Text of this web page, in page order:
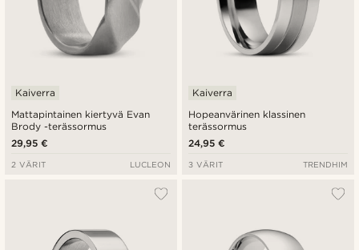
Mattapintainen kiertyvä Evan
Brody -terässormus
Kaiverra
29,95 €
2 VÄRIT LUCLEON
Hopeanvärinen klassinen
terässormus
Kaiverra
24,95 €
3 VÄRIT TRENDHIM